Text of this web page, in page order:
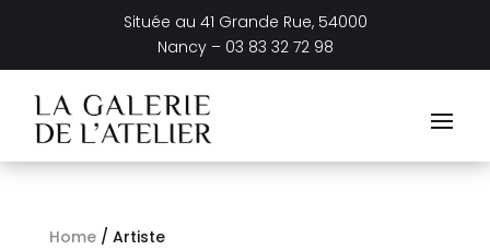
Située au 41 Grande Rue, 54000
Nancy – 03 83 32 72 98
Home/ Artiste